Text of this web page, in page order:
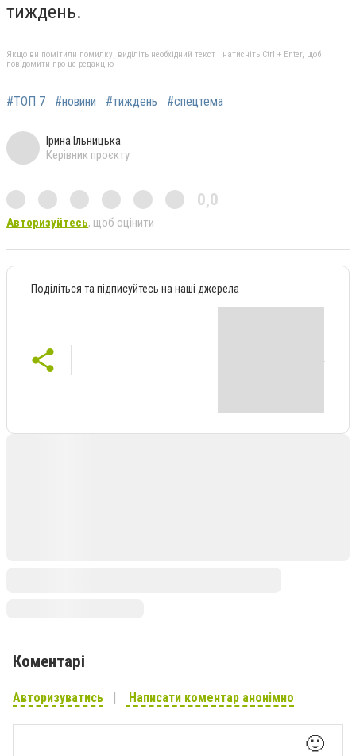
тиждень.
Якщо ви помітили помилку, виділіть необхідний текст і натисніть Ctrl + Enter, щоб
повідомити про це редакцію
#ТОП 7 #новини #тиждень #спецтема
Ірина Ільницька
Керівник проєкту
0,0
Авторизуйтесь, щоб оцінити
Поділіться та підписуйтесь на наші джерела
Коментарі
Авторизуватись Написати коментар анонімно
🙂